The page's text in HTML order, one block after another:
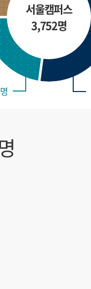
서울캠퍼스
3,752명